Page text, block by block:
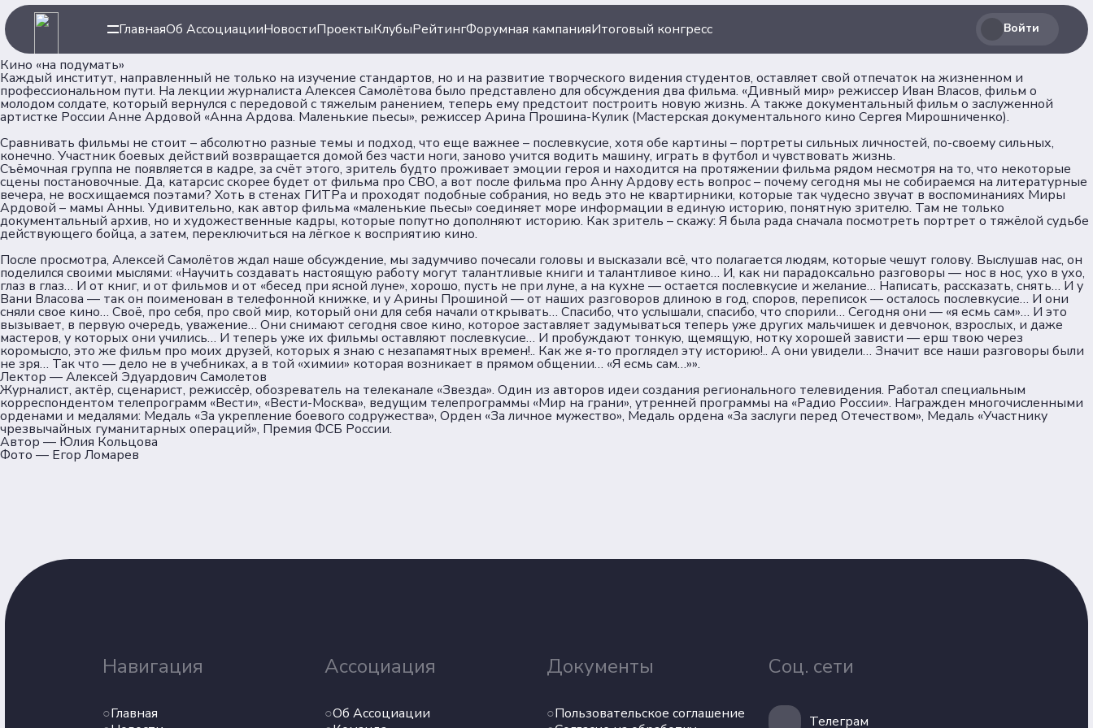
ГлавнаяОб АссоциацииНовостиПроектыКлубыРейтингФорумная кампанияИтоговый конгресс Войти
Кино «на подумать»
Каждый институт, направленный не только на изучение стандартов, но и на развитие творческого видения студентов, оставляет свой отпечаток на жизненном и
профессиональном пути. На лекции журналиста Алексея Самолётова было представлено для обсуждения два фильма. «Дивный мир» режиссер Иван Власов, фильм о
молодом солдате, который вернулся с передовой с тяжелым ранением, теперь ему предстоит построить новую жизнь. А также документальный фильм о заслуженной
артистке России Анне Ардовой «Анна Ардова. Маленькие пьесы», режиссер Арина Прошина-Кулик (Мастерская документального кино Сергея Мирошниченко).
Сравнивать фильмы не стоит – абсолютно разные темы и подход, что еще важнее – послевкусие, хотя обе картины – портреты сильных личностей, по-своему сильных,
конечно. Участник боевых действий возвращается домой без части ноги, заново учится водить машину, играть в футбол и чувствовать жизнь.
Съёмочная группа не появляется в кадре, за счёт этого, зритель будто проживает эмоции героя и находится на протяжении фильма рядом несмотря на то, что некоторые
сцены постановочные. Да, катарсис скорее будет от фильма про СВО, а вот после фильма про Анну Ардову есть вопрос – почему сегодня мы не собираемся на литературные
вечера, не восхищаемся поэтами? Хоть в стенах ГИТРа и проходят подобные собрания, но ведь это не квартирники, которые так чудесно звучат в воспоминаниях Миры
Ардовой – мамы Анны. Удивительно, как автор фильма «маленькие пьесы» соединяет море информации в единую историю, понятную зрителю. Там не только
документальный архив, но и художественные кадры, которые попутно дополняют историю. Как зритель – скажу: Я была рада сначала посмотреть портрет о тяжёлой судьбе
действующего бойца, а затем, переключиться на лёгкое к восприятию кино.
После просмотра, Алексей Самолётов ждал наше обсуждение, мы задумчиво почесали головы и высказали всё, что полагается людям, которые чешут голову. Выслушав нас, он
поделился своими мыслями: «Научить создавать настоящую работу могут талантливые книги и талантливое кино… И, как ни парадоксально разговоры — нос в нос, ухо в ухо,
глаз в глаз… И от книг, и от фильмов и от «бесед при ясной луне», хорошо, пусть не при луне, а на кухне — остается послевкусие и желание… Написать, рассказать, снять… И у
Вани Власова — так он поименован в телефонной книжке, и у Арины Прошиной — от наших разговоров длиною в год, споров, переписок — осталось послевкусие… И они
сняли свое кино… Своё, про себя, про свой мир, который они для себя начали открывать… Спасибо, что услышали, спасибо, что спорили… Сегодня они — «я есмь сам»… И это
вызывает, в первую очередь, уважение… Они снимают сегодня свое кино, которое заставляет задумываться теперь уже других мальчишек и девчонок, взрослых, и даже
мастеров, у которых они учились… И теперь уже их фильмы оставляют послевкусие… И пробуждают тонкую, щемящую, нотку хорошей зависти — ерш твою через
коромысло, это же фильм про моих друзей, которых я знаю с незапамятных времен!.. Как же я-то проглядел эту историю!.. А они увидели… Значит все наши разговоры были
не зря… Так что — дело не в учебниках, а в той «химии» которая возникает в прямом общении… «Я есмь сам…»».
Лектор — Алексей Эдуардович Самолетов
Журналист, актёр, сценарист, режиссёр, обозреватель на телеканале «Звезда». Один из авторов идеи создания регионального телевидения. Работал специальным
корреспондентом телепрограмм «Вести», «Вести-Москва», ведущим телепрограммы «Мир на грани», утренней программы на «Радио России». Награжден многочисленными
орденами и медалями: Медаль «За укрепление боевого содружества», Орден «За личное мужество», Медаль ордена «За заслуги перед Отечеством», Медаль «Участнику
чрезвычайных гуманитарных операций», Премия ФСБ России.
Автор — Юлия Кольцова
Фото — Егор Ломарев
Навигация
Главная
Ассоциация
Об Ассоциации
Документы
Пользовательское соглашение
Соц. сети
Телеграм
Навигация
Главная
Новости
Проекты
Клубы
Рейтинг
Форумная кампания
Ассоциация
Об Ассоциации
Команда
Партнеры
Документы
Согласие на обработку
персональных данных
Политика обеспечения
безопасности персональных
данных
Соц. сети
Телеграм
ВКонтакте
Max